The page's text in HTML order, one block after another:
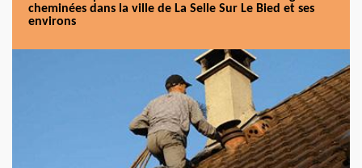
cheminées dans la ville de La Selle Sur Le Bied et ses
environs